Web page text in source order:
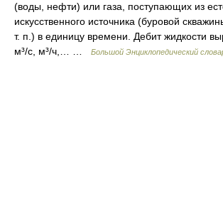
(воды, нефти) или газа, поступающих из
искусственного источника (буровой
т. п.) в единицу времени. Дебит жидкости
м³/с, м³/ч,… …
Большой Энциклопедический